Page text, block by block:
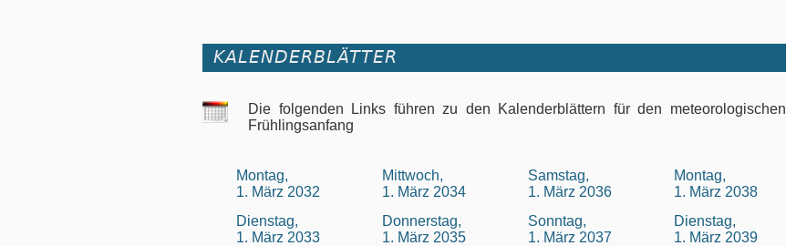
KALENDERBLÄTTER
Die folgenden Links führen zu den Kalenderblättern für den meteorologischen
Frühlingsanfang
Montag,
1. März 2032
Dienstag,
1. März 2033
Mittwoch,
1. März 2034
Donnerstag,
1. März 2035
Samstag,
1. März 2036
Sonntag,
1. März 2037
Montag,
1. März 2038
Dienstag,
1. März 2039